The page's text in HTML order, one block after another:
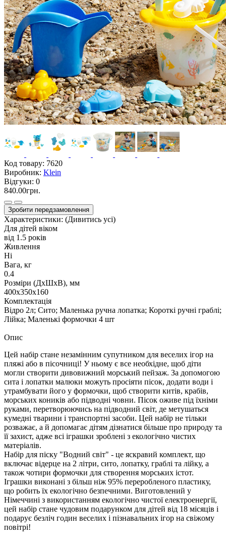
Код товару: 7620
Виробник: Klein
Відгуки: 0
840.00грн.
Зробити передзамовлення
Характеристики: (Дивитись усі)
Для дітей віком
від 1.5 років
Живлення
Ні
Вага, кг
0.4
Розміри (ДxШxВ), мм
400х350х160
Комплектація
Відро 2л; Сито; Маленька ручна лопатка; Короткі ручні граблі;
Лійка; Маленькі формочки 4 шт
Опис
Цей набір стане незамінним супутником для веселих ігор на
пляжі або в пісочниці! У ньому є все необхідне, щоб діти
могли створити дивовижний морський пейзаж. За допомогою
сита і лопатки малюки можуть просіяти пісок, додати води і
утрамбувати його у формочки, щоб створити китів, крабів,
морських коників або підводні човни. Пісок оживе під їхніми
руками, перетворюючись на підводний світ, де метушаться
кумедні тварини і транспортні засоби. Цей набір не тільки
розважає, а й допомагає дітям дізнатися більше про природу та
її захист, адже всі іграшки зроблені з екологічно чистих
матеріалів.
Набір для піску "Водний світ" - це яскравий комплект, що
включає відерце на 2 літри, сито, лопатку, граблі та лійку, а
також чотири формочки для створення морських істот.
Іграшки виконані з більш ніж 95% переробленого пластику,
що робить їх екологічно безпечними. Виготовлений у
Німеччині з використанням екологічно чистої електроенергії,
цей набір стане чудовим подарунком для дітей від 18 місяців і
подарує безліч годин веселих і пізнавальних ігор на свіжому
повітрі!